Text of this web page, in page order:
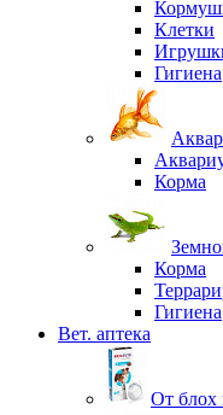
Клетки
Гигиена
Корма
Корма
Гигиена
Вет. аптека
От блох